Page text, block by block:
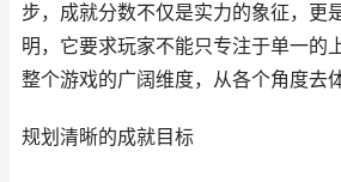
步，成就分数不仅是实力的象征，更
明，它要求玩家不能只专注于单一的
整个游戏的广阔维度，从各个角度去
规划清晰的成就目标